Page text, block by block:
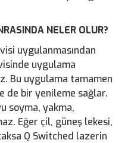
NELER OLUR?
uygulanmasından
uygulama
Bu uygulama tamamen
de bir yenileme sağlar.
soyma, yakma,
Eğer çil, güneş lekesi,
Q Switched lazerin